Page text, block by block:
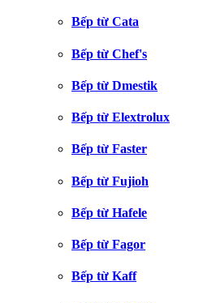
Bếp từ Cata
Bếp từ Chef's
Bếp từ Dmestik
Bếp từ Elextrolux
Bếp từ Faster
Bếp từ Fujioh
Bếp từ Hafele
Bếp từ Fagor
Bếp từ Kaff